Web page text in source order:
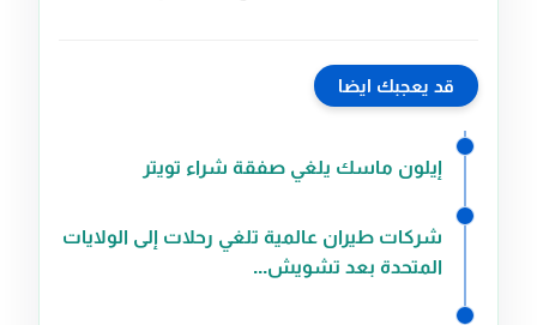
قد يعجبك ايضا
إيلون ماسك يلغي صفقة شراء تويتر
شركات طيران عالمية تلغي رحلات إلى الولايات
المتحدة بعد تشويش...